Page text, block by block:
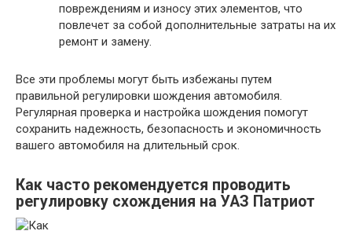
повреждениям и износу этих элементов, что
повлечет за собой дополнительные затраты на их
ремонт и замену.
Все эти проблемы могут быть избежаны путем
правильной регулировки шождения автомобиля.
Регулярная проверка и настройка шождения помогут
сохранить надежность, безопасность и экономичность
вашего автомобиля на длительный срок.
Как часто рекомендуется проводить
регулировку схождения на УАЗ Патриот